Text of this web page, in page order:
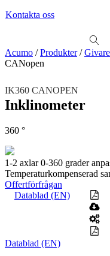
Kontakta oss
Se alla kategorier Se alla
Vi hjälper gärna till!
Teknisk support
Offertförfrågan
Linjärenheter
Mekatronik
Positionsvisare / Mätklockor
Pulsgivare / EncodersWire-
Motion
Servodrifter
MätskalorRäknare / Displayer
Acumo /Produkter/Givare
CANopen
IK360 CANOPEN
Inklinometer
360 °
1-2 axlar 0-360 grader
Temperaturkompenserad
Offertförfrågan
Datablad (EN)
Datablad (EN)